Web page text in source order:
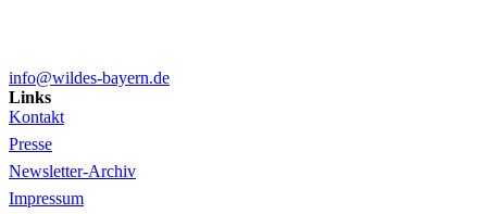
info@wildes-bayern.de
Links
Kontakt
Presse
Newsletter-Archiv
Impressum